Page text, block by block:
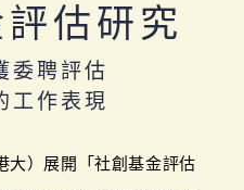
估研究
委聘評估
工作表現
大）展開「社創基金評估